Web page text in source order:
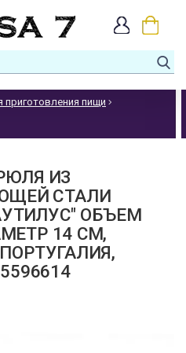
приготовления пищи
ИЗ
СТАЛИ
ОБЪЕМ
14 СМ,
ПОРТУГАЛИЯ,